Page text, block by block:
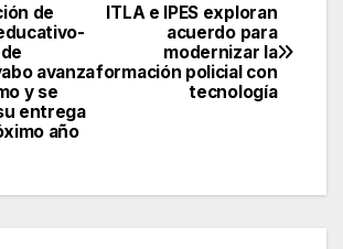
ITLA e IPES exploran
acuerdo para
modernizar la
formación policial con
tecnología
de
avanza
y se
entrega
año